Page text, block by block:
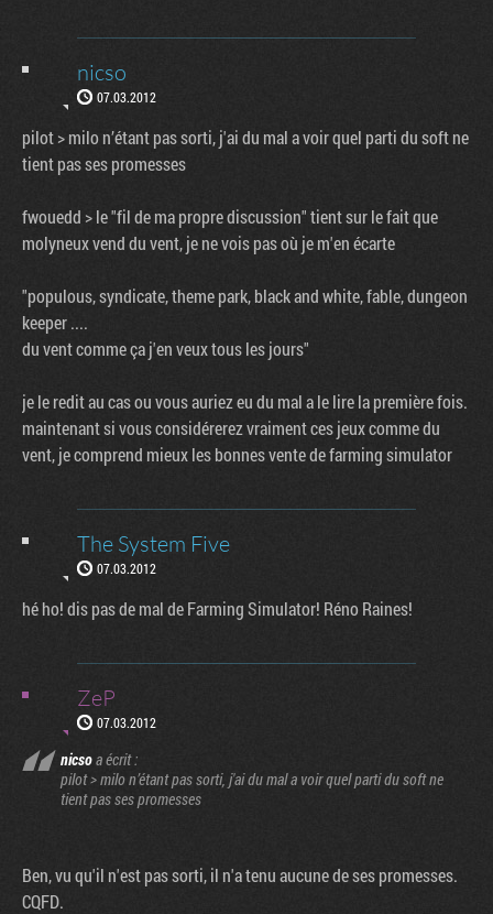
nicso
07.03.2012
pilot > milo n’étant pas sorti, j'ai du mal a voir quel parti du soft ne
tient pas ses promesses
fwouedd > le "fil de ma propre discussion" tient sur le fait que
molyneux vend du vent, je ne vois pas où je m'en écarte
"populous, syndicate, theme park, black and white, fable, dungeon
keeper ....
du vent comme ça j'en veux tous les jours"
je le redit au cas ou vous auriez eu du mal a le lire la première fois.
maintenant si vous considérerez vraiment ces jeux comme du
vent, je comprend mieux les bonnes vente de farming simulator
The System Five
07.03.2012
hé ho! dis pas de mal de Farming Simulator! Réno Raines!
ZeP
07.03.2012
nicsoa écrit :
pilot > milo n’étant pas sorti, j'ai du mal a voir quel parti du soft ne
tient pas ses promesses
Ben, vu qu'il n'est pas sorti, il n'a tenu aucune de ses promesses.
CQFD.